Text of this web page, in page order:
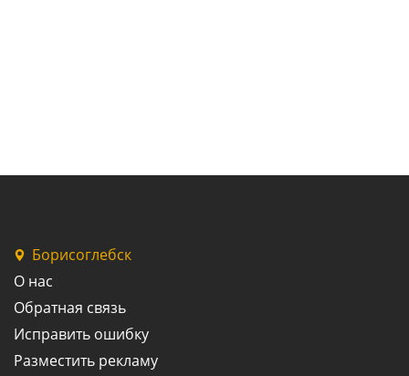
Борисоглебск
О нас
Обратная связь
Исправить ошибку
Разместить рекламу